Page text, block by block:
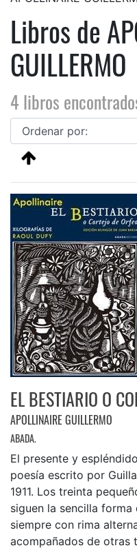
Libros de
GUILLERMO
4 libros
EL BESTIARIO O
APOLLINAIRE GUILLERMO
ABADA.
El presente y
poesía escrito por
1911. Los treinta
siguen la sencilla
siempre con rima
acompañados de otras